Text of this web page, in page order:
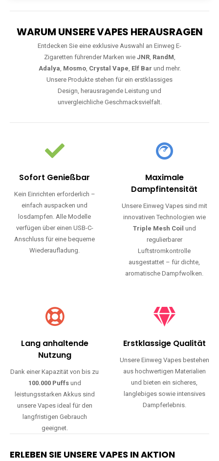
WARUM UNSERE VAPES HERAUSRAGEN
Entdecken Sie eine exklusive Auswahl an Einweg E-
Zigaretten führender Marken wie JNR, RandM,
Adalya, Mosmo, Crystal Vape, Elf Bar und mehr.
Unsere Produkte stehen für ein erstklassiges
Design, herausragende Leistung und
unvergleichliche Geschmacksvielfalt.
Sofort Genießbar
Kein Einrichten erforderlich –
einfach auspacken und
losdampfen. Alle Modelle
verfügen über einen USB-C-
Anschluss für eine bequeme
Wiederaufladung.
Maximale
Dampfintensität
Unsere Einweg Vapes sind mit
innovativen Technologien wie
Triple Mesh Coil und
regulierbarer
Luftstromkontrolle
ausgestattet – für dichte,
aromatische Dampfwolken.
Lang anhaltende
Nutzung
Dank einer Kapazität von bis zu
100.000 Puffsund
leistungsstarken Akkus sind
unsere Vapes ideal für den
langfristigen Gebrauch
geeignet.
Erstklassige Qualität
Unsere Einweg Vapes bestehen
aus hochwertigen Materialien
und bieten ein sicheres,
langlebiges sowie intensives
Dampferlebnis.
ERLEBEN SIE UNSERE VAPES IN AKTION